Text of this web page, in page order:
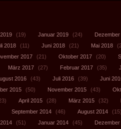
(19) Januar 2019 (24) Dezember
2018 (11) Juni 2018 (21) Mai 2018
2017 (21) Oktober 2017 (20)
März 2017 (27) Februar 2017 (35)
2016 (43) Juli 2016 (39) Juni
2015 (50) November 2015 (43)
April 2015 (28) März 2015 (32)
September 2014 (46) August 2014 (15)
(51) Januar 2014 (45) Dezember